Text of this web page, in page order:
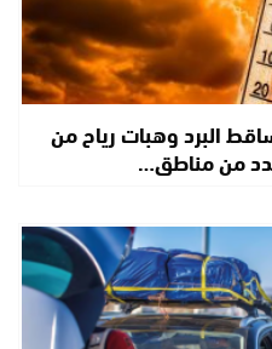
البرد وهبات رياح من
من مناطق…